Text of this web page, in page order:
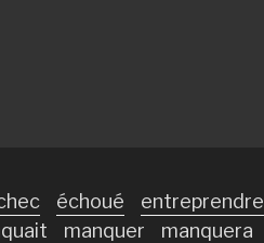
échoué entreprendre
manquer manquera